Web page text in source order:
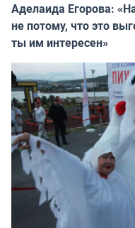
Аделаида Егорова:
не потому, что это
ты им интересен»